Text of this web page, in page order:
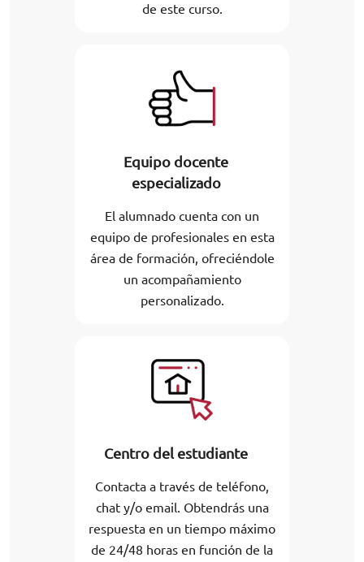
de este curso.
Equipo docente
especializado
El alumnado cuenta con un
equipo de profesionales en esta
área de formación, ofreciéndole
un acompañamiento
personalizado.
Centro del estudiante
Contacta a través de teléfono,
chat y/o email. Obtendrás una
respuesta en un tiempo máximo
de 24/48 horas en función de la